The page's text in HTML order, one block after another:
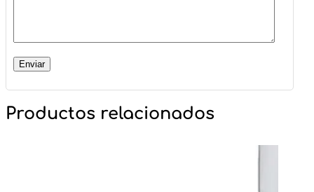
Productos relacionados